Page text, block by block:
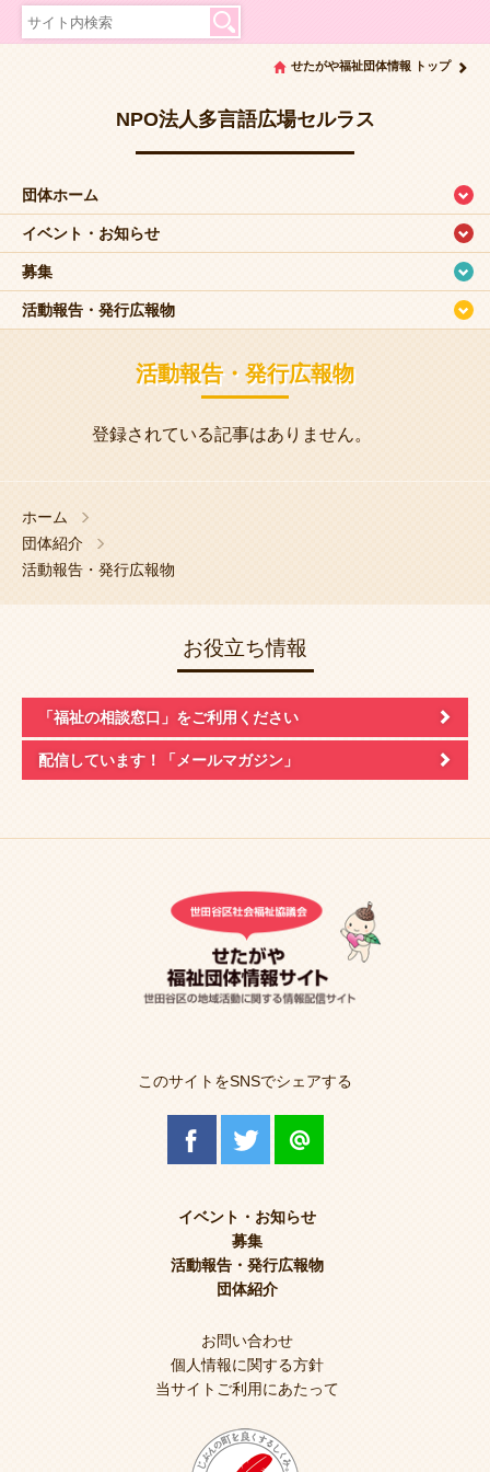
せたがや福祉団体情報 トップ
NPO法人多言語広場セルラス
団体ホーム
イベント・お知らせ
募集
活動報告・発行広報物
活動報告・発行広報物
登録されている記事はありません。
ホーム
団体紹介
活動報告・発行広報物
お役立ち情報
「福祉の相談窓口」 をご利用ください
配信しています！ 「メールマガジン」
このサイトをSNSでシェアする
イベント・お知らせ
募集
活動報告・発行広報物
団体紹介
お問い合わせ
個人情報に関する方針
当サイトご利用にあたって